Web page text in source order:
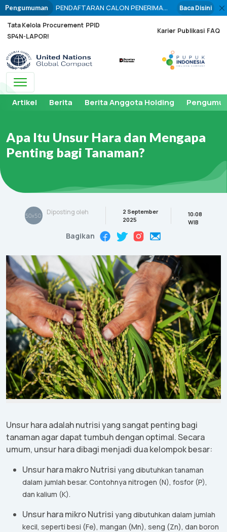
Pengumuman
PENDAFTARAN CALON PENERIMA
PUPUK PADA TITIK SERAH (PPTS)
PUPUK BERSUBSIDI PERIODE
Baca Disini
Tata Kelola Procurement PPID
SP4N-LAPOR!
Karier Publikasi FAQ
Toggle navigation
Artikel Berita Berita Anggota Holding
Apa Itu Unsur Hara dan Mengapa
Penting bagi Tanaman?
Diposting oleh
2 September
2025
10:08
WIB
Bagikan
Unsurharaadalahnutrisiyang sangat penting bagi
tanamanagardapattumbuhdenganoptimal.Secara
umum, unsurharadibagi menjadi duakelompokbesar:
UnsurharamakroNutrisi yang dibutuhkan tanaman
dalam jumlah besar. Contohnya nitrogen (N), fosfor (P),
dan kalium (K).
UnsurharamikroNutrisi yang dibutuhkan dalam jumlah
kecil, seperti besi (Fe), mangan (Mn), seng (Zn), dan boron